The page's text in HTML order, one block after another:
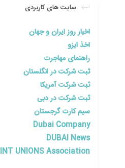
سایت های کاربردی
اخبار روز ایران و جهان
اخذ ایزو
راهنمای مهاجرت
ثبت شرکت در انگلستان
ثبت شرکت آمریکا
ثبت شرکت در دبی
سیم کارت گرجستان
Dubai Company
DUBAI News
INT UNIONS Association